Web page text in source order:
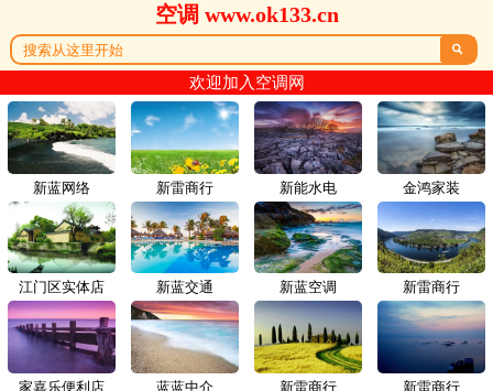
空调 www.ok133.cn

欢迎加入空调网
新蓝网络 新雷商行
江门区实体店 新蓝交通
家嘉乐便利店 蓝蓝中介
新能水电 金鸿家装
新蓝空调 新雷商行
新雷商行 新雷商行